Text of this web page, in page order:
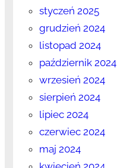
styczeń 2025
grudzień 2024
listopad 2024
październik 2024
wrzesień 2024
sierpień 2024
lipiec 2024
czerwiec 2024
maj 2024